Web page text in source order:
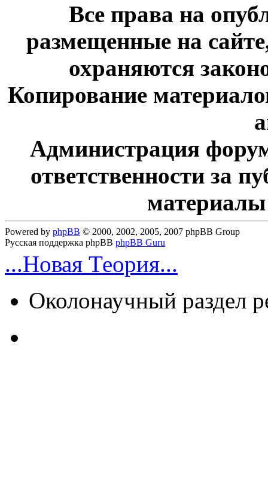
Все права на
размещенные на
охраняются
Копирование
Администрация
ответственности за
Powered by phpBB © 2000, 2002, 2005, 2007 phpBB Group
Русская поддержка phpBB phpBB Guru
...Новая Теория...
Околонаучный раздел